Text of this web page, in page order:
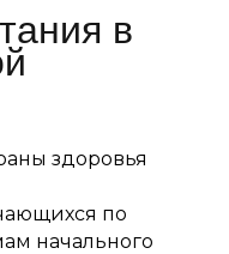
в
здоровья
по
начального